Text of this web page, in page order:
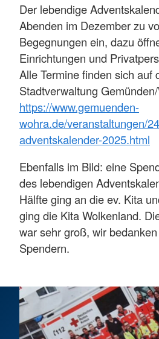
Der lebendige
Abenden im Dezember zu
Begegnungen ein, dazu
Einrichtungen und
Alle Termine finden sich auf
Stadtverwaltung
https://www.gemuenden-
wohra.de/veranstaltungen/
adventskalender-2025.html
Ebenfalls im Bild: eine
des lebendigen
Hälfte ging an die ev. Kita
ging die Kita Wolkenland.
war sehr groß, wir
Spendern.